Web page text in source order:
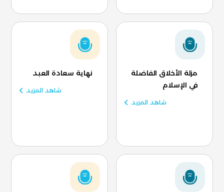
مزلة الأخلاق الفاضلة
في الإسلام
شاهد المزيد
نهاية سعادة العبد
شاهد المزيد